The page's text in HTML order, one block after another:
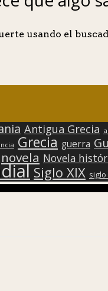
usando el
Antigua Grecia
Grecia guerra
novela Novela
Siglo XIX siglo